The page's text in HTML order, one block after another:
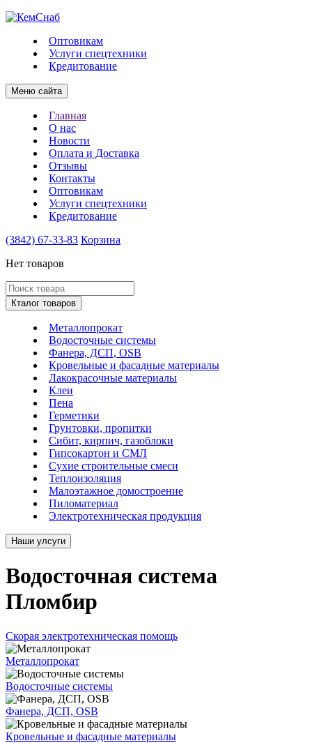
Оптовикам
Услуги спецтехники
Кредитование
Меню сайта
Главная
О нас
Новости
Оплата и Доставка
Отзывы
Контакты
Оптовикам
Услуги спецтехники
Кредитование
(3842) 67-33-83 Корзина
Нет товаров
Кталог товаров
Металлопрокат
Водосточные системы
Фанера, ДСП, OSB
Кровельные и фасадные материалы
Лакокрасочные материалы
Клеи
Пена
Герметики
Грунтовки, пропитки
Сибит, кирпич, газоблоки
Гипсокартон и СМЛ
Сухие строительные смеси
Теплоизоляция
Малоэтажное домостроение
Пиломатериал
Электротехническая продукция
Наши улсуги
Водосточная система
Пломбир
Скорая электротехническая помощь
Металлопрокат
Водосточные системы
Фанера, ДСП, OSB
Кровельные и фасадные материалы